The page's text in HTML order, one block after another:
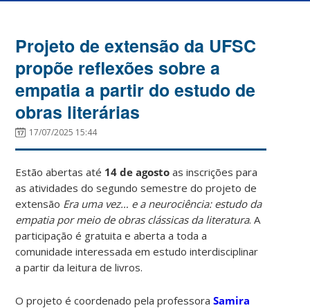
Projeto de extensão da UFSC
propõe reflexões sobre a
empatia a partir do estudo de
obras literárias
17/07/2025 15:44
Estão abertas até 14 de agosto as inscrições para
as atividades do segundo semestre do projeto de
extensão Era uma vez… e a neurociência: estudo da
empatia por meio de obras clássicas da literatura. A
participação é gratuita e aberta a toda a
comunidade interessada em estudo interdisciplinar
a partir da leitura de livros.
O projeto é coordenado pela professoraSamira